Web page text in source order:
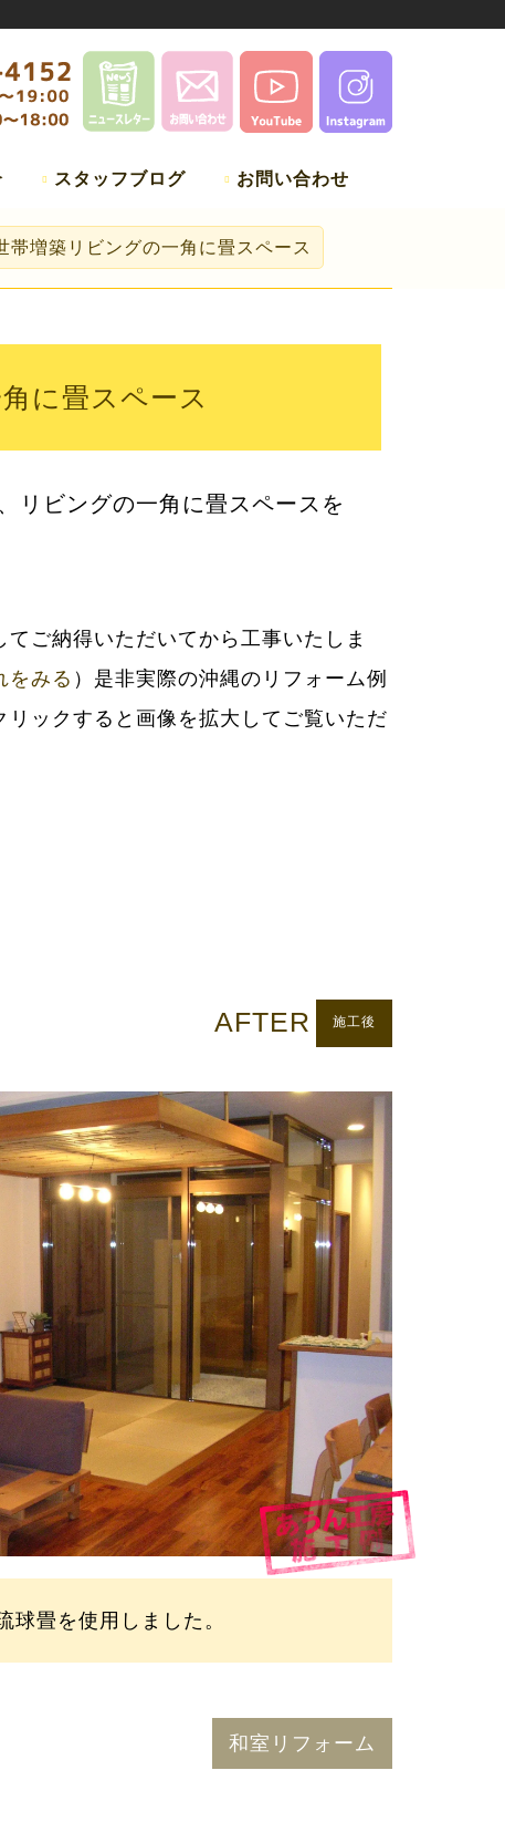
スタッフブログ お問い合わせ
帯増築リビングの一角に畳スペース
に畳スペース
リビングの一角に畳スペースを
をみる ）是非実際の沖縄のリフォーム例
リックすると画像を拡大してご覧いただ
施工後
AFTER
畳を使用しました。
和室リフォーム